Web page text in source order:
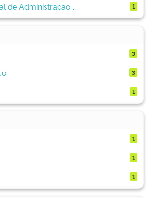
de Administração ...
1
3
3
1
1
1
1